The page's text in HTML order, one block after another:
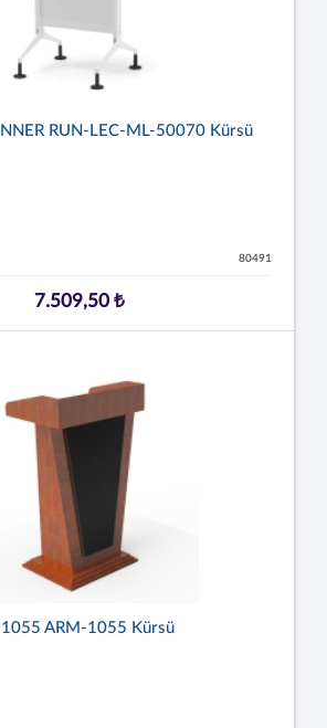
RUN-LEC-ML-50070 Kürsü
80491
7.509,50 ₺
1055 ARM-1055 Kürsü